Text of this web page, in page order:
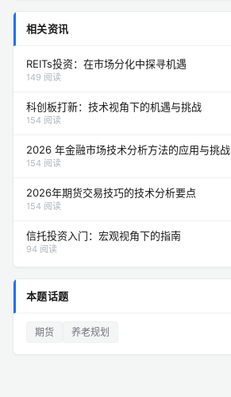
相关资讯
REITs投资：在市场分化中探寻机遇
149 阅读
科创板打新：技术视角下的机遇与挑战
154 阅读
2026 年金融市场技术分析方法的应用与挑战
154 阅读
2026年期货交易技巧的技术分析要点
154 阅读
信托投资入门：宏观视角下的指南
94 阅读
本题话题
期货 养老规划